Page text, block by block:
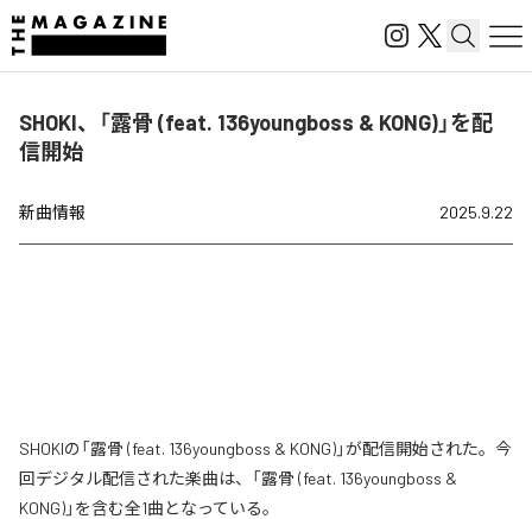
SHOKI、「露骨 (feat. 136youngboss & KONG)」を配
信開始
新曲情報 2025.9.22
SHOKIの「露骨 (feat. 136youngboss & KONG)」が配信開始された。今
回デジタル配信された楽曲は、「露骨 (feat. 136youngboss &
KONG)」を含む全1曲となっている。